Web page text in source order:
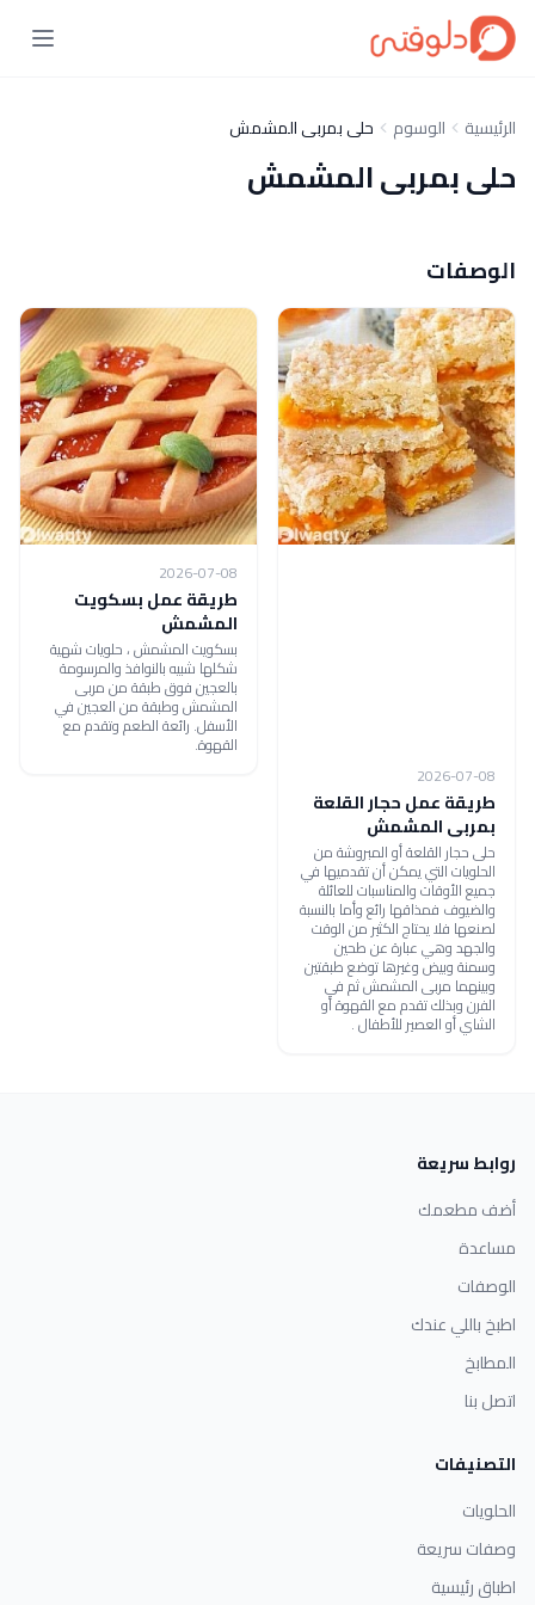
الرئيسية الوسوم حلى بمربى المشمش
حلى بمربى المشمش
الوصفات
2026-07-08
طريقة عمل حجار القلعة
بمربى المشمش
حلى حجار القلعة أو المبروشة من
الحلويات التي يمكن أن تقدميها في
جميع الأوقات والمناسبات للعائلة
والضيوف فمذاقها رائع وأما بالنسبة
لصنعها فلا يحتاج الكثير من الوقت
والجهد وهي عبارة عن طحين
وسمنة وبيض وغيرها توضع طبقتين
وبينهما مربى المشمش ثم في
الفرن وبذلك تقدم مع القهوة أو
الشاي أو العصير للأطفال .
2026-07-08
طريقة عمل بسكويت
المشمش
بسكويت المشمش ، حلويات شهية
شكلها شبيه بالنوافذ والمرسومة
بالعجين فوق طبقة من مربى
المشمش وطبقة من العجين في
الأسفل. رائعة الطعم وتقدم مع
القهوة.
روابط سريعة
أضف مطعمك
مساعدة
الوصفات
اطبخ باللي عندك
المطابخ
اتصل بنا
التصنيفات
الحلويات
وصفات سريعة
اطباق رئيسية